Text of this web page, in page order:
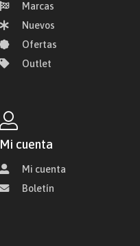
Marcas
Nuevos
Ofertas
Outlet
Mi cuenta
Mi cuenta
Boletín